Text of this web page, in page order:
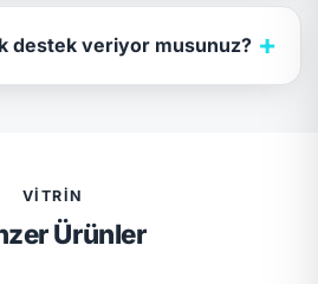
destek veriyor musunuz? +
VITRIN
Ürünler